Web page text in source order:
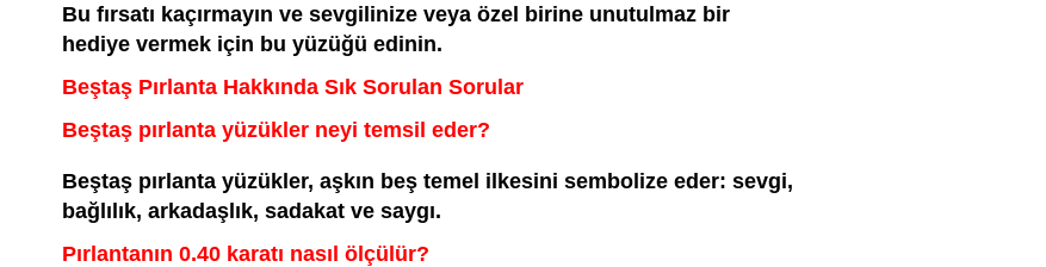
Bu fırsatı kaçırmayın ve sevgilinize veya özel birine unutulmaz bir
hediye vermek için bu yüzüğü edinin.
Beştaş Pırlanta Hakkında Sık Sorulan Sorular
Beştaş pırlanta yüzükler neyi temsil eder?
Beştaş pırlanta yüzükler, aşkın beş temel ilkesini sembolize eder: sevgi,
bağlılık, arkadaşlık, sadakat ve saygı.
Pırlantanın 0.40 karatı nasıl ölçülür?